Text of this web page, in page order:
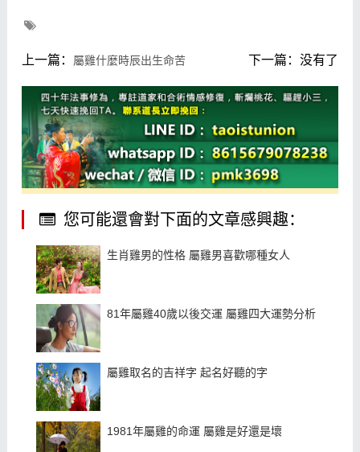
上一篇： 屬雞什麼時辰出生命苦 下一篇：没有了
您可能還會對下面的文章感興趣：
生肖雞男的性格 屬雞男喜歡哪種女人
81年屬雞40歲以後交運 屬雞四大運勢分析
屬雞取名的吉祥字 起名好聽的字
1981年屬雞的命運 屬雞是好還是壞